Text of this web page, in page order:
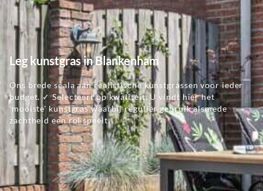
Leg kunstgras in Blankenham
Ons brede scala aan realistische kunstgrassen voor ieder
budget. ✓ Selecteert op kwaliteit. U vindt hier het
'mooiste' kunstgras waarbij regulier gebruik alsmede
zachtheid een rol speelt.